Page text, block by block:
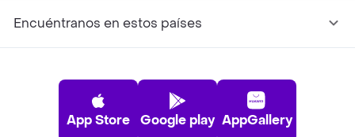
Encuéntranos en estos países
App Store Google play AppGallery